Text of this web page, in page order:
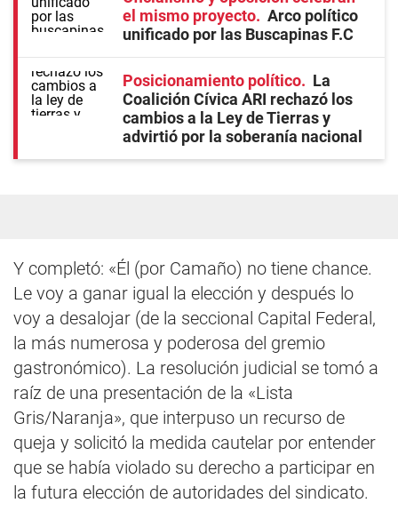
el mismo proyecto
Arco político
unificado por las Buscapinas F.C
Posicionamiento político
La
Coalición Cívica ARI rechazó los
cambios a la Ley de Tierras y
advirtió por la soberanía nacional
Y completó: «Él (por Camaño) no tiene chance.
Le voy a ganar igual la elección y después lo
voy a desalojar (de la seccional Capital Federal,
la más numerosa y poderosa del gremio
gastronómico). La resolución judicial se tomó a
raíz de una presentación de la «Lista
Gris/Naranja», que interpuso un recurso de
queja y solicitó la medida cautelar por entender
que se había violado su derecho a participar en
la futura elección de autoridades del sindicato.